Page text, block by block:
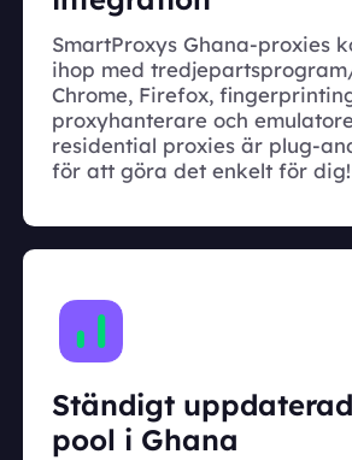
SmartProxys Ghana-proxies
ihop med
Chrome, Firefox,
proxyhanterare och
residential proxies är plug-
för att göra det enkelt för dig!
Ständigt
pool i Ghana